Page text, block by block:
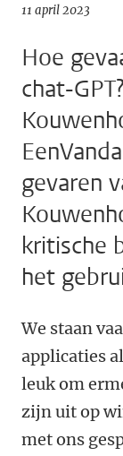
11 april 2023
Hoe
chat-
gevaren
kritische
het
We staan
applicaties
leuk om
zijn uit op
met ons